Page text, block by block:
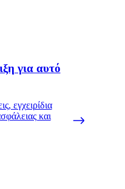
για αυτό
εγχειρίδια
και